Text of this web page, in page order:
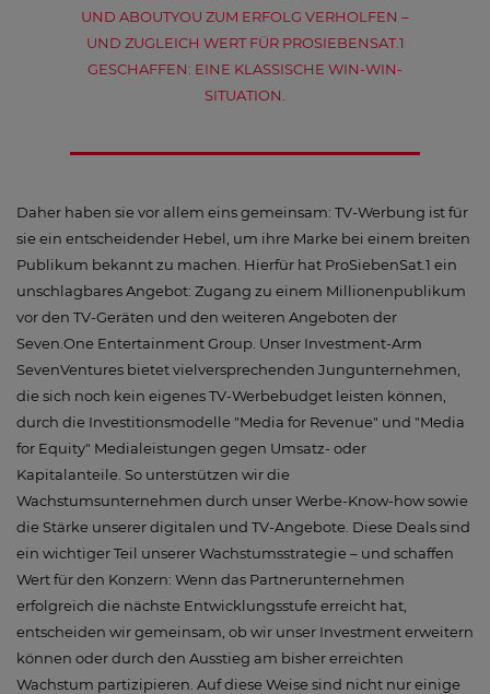
UND ABOUTYOU ZUM ERFOLG VERHOLFEN –
UND ZUGLEICH WERT FÜR PROSIEBENSAT.1
GESCHAFFEN: EINE KLASSISCHE WIN-WIN-
SITUATION.
Daher haben sie vor allem eins gemeinsam: TV-Werbung ist für
sie ein entscheidender Hebel, um ihre Marke bei einem breiten
Publikum bekannt zu machen. Hierfür hat ProSiebenSat.1 ein
unschlagbares Angebot: Zugang zu einem Millionenpublikum
vor den TV-Geräten und den weiteren Angeboten der
Seven.One Entertainment Group. Unser Investment-Arm
SevenVentures bietet vielversprechenden Jungunternehmen,
die sich noch kein eigenes TV-Werbebudget leisten können,
durch die Investitionsmodelle "Media for Revenue" und "Media
for Equity" Medialeistungen gegen Umsatz- oder
Kapitalanteile. So unterstützen wir die
Wachstumsunternehmen durch unser Werbe-Know-how sowie
die Stärke unserer digitalen und TV-Angebote. Diese Deals sind
ein wichtiger Teil unserer Wachstumsstrategie – und schaffen
Wert für den Konzern: Wenn das Partnerunternehmen
erfolgreich die nächste Entwicklungsstufe erreicht hat,
entscheiden wir gemeinsam, ob wir unser Investment erweitern
können oder durch den Ausstieg am bisher erreichten
Wachstum partizipieren. Auf diese Weise sind nicht nur einige